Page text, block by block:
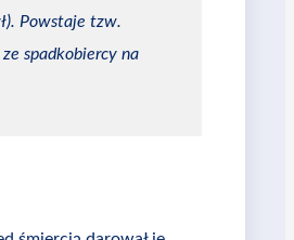
Powstaje tzw.
spadkobiercy na